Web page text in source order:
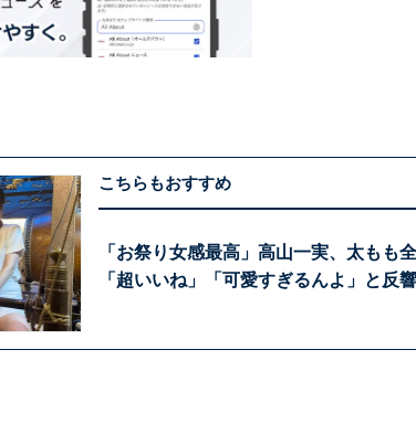
こちらもおすすめ
「お祭り女感最高」高山一実、太もも
「超いいね」「可愛すぎるんよ」と反響